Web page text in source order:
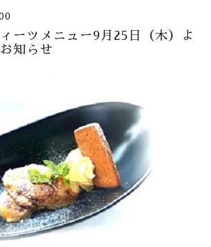
ーツメニュー9月25日（木）よ
知らせ